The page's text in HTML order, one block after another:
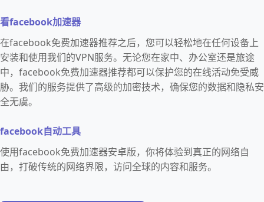
看facebook加速器
在facebook免费加速器推荐之后，您可以轻松地在任何设备上
安装和使用我们的VPN服务。无论您在家中、办公室还是旅途
中，facebook免费加速器推荐都可以保护您的在线活动免受威
胁。我们的服务提供了高级的加密技术，确保您的数据和隐私安
全无虞。
facebook自动工具
使用facebook免费加速器安卓版，你将体验到真正的网络自
由，打破传统的网络界限，访问全球的内容和服务。